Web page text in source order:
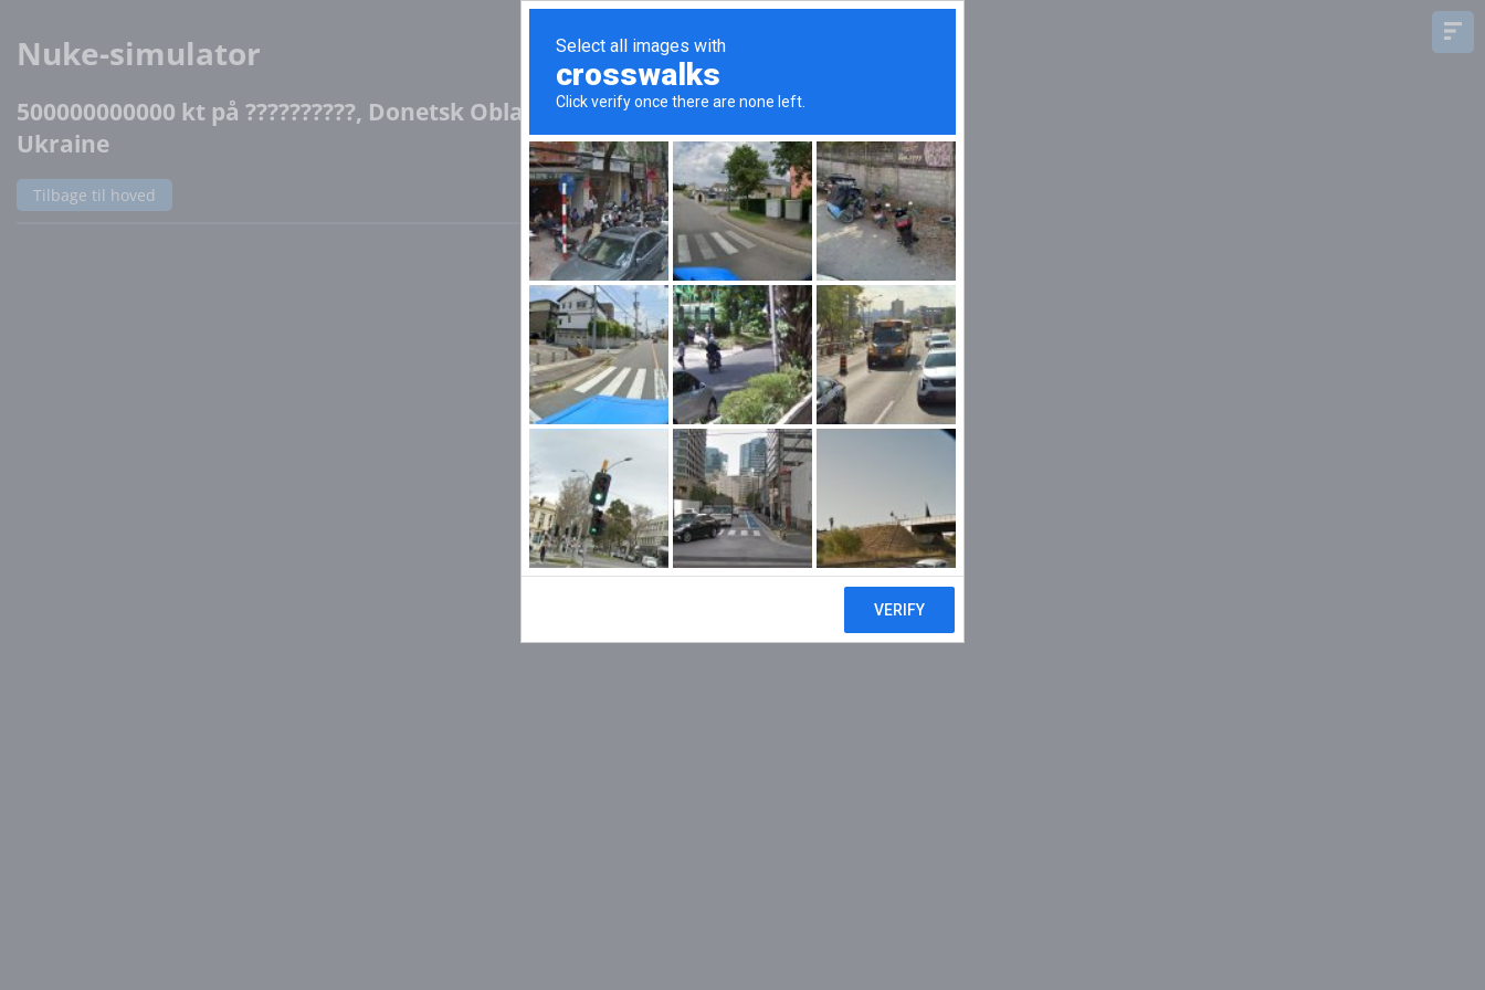
Nuke-simulator
500000000000 kt på ??????????, Donetsk Oblast,
Ukraine
Tilbage til hoved